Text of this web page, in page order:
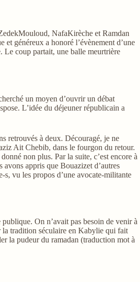
NafaKirèche et Ramdan
généreux a honoré l’évènement d’une
Le coup partait, une balle meurtrière
un moyen d’ouvrir un débat
L’idée du déjeuner républicain a
retrouvés à deux. Découragé, je ne
Ait Chebib, dans le fourgon du retour.
non plus. Par la suite, c’est encore à
avons appris que Bouazizet d’autres
s, vu les propos d’une avocate-militante
On n’avait pas besoin de venir à
la tradition séculaire en Kabylie qui fait
la pudeur du ramadan (traduction mot à